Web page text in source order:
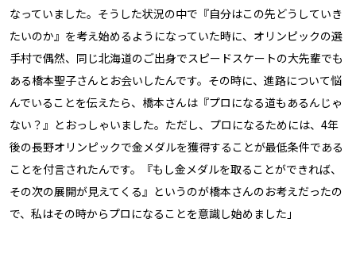
なっていました。そうした状況の中で『自分はこの先どうしていき
たいのか』を考え始めるようになっていた時に、オリンピックの選
手村で偶然、同じ北海道のご出身でスピードスケートの大先輩でも
ある橋本聖子さんとお会いしたんです。その時に、進路について悩
んでいることを伝えたら、橋本さんは『プロになる道もあるんじゃ
ない？』とおっしゃいました。ただし、プロになるためには、4年
後の長野オリンピックで金メダルを獲得することが最低条件である
ことを付言されたんです。『もし金メダルを取ることができれば、
その次の展開が見えてくる』というのが橋本さんのお考えだったの
で、私はその時からプロになることを意識し始めました」